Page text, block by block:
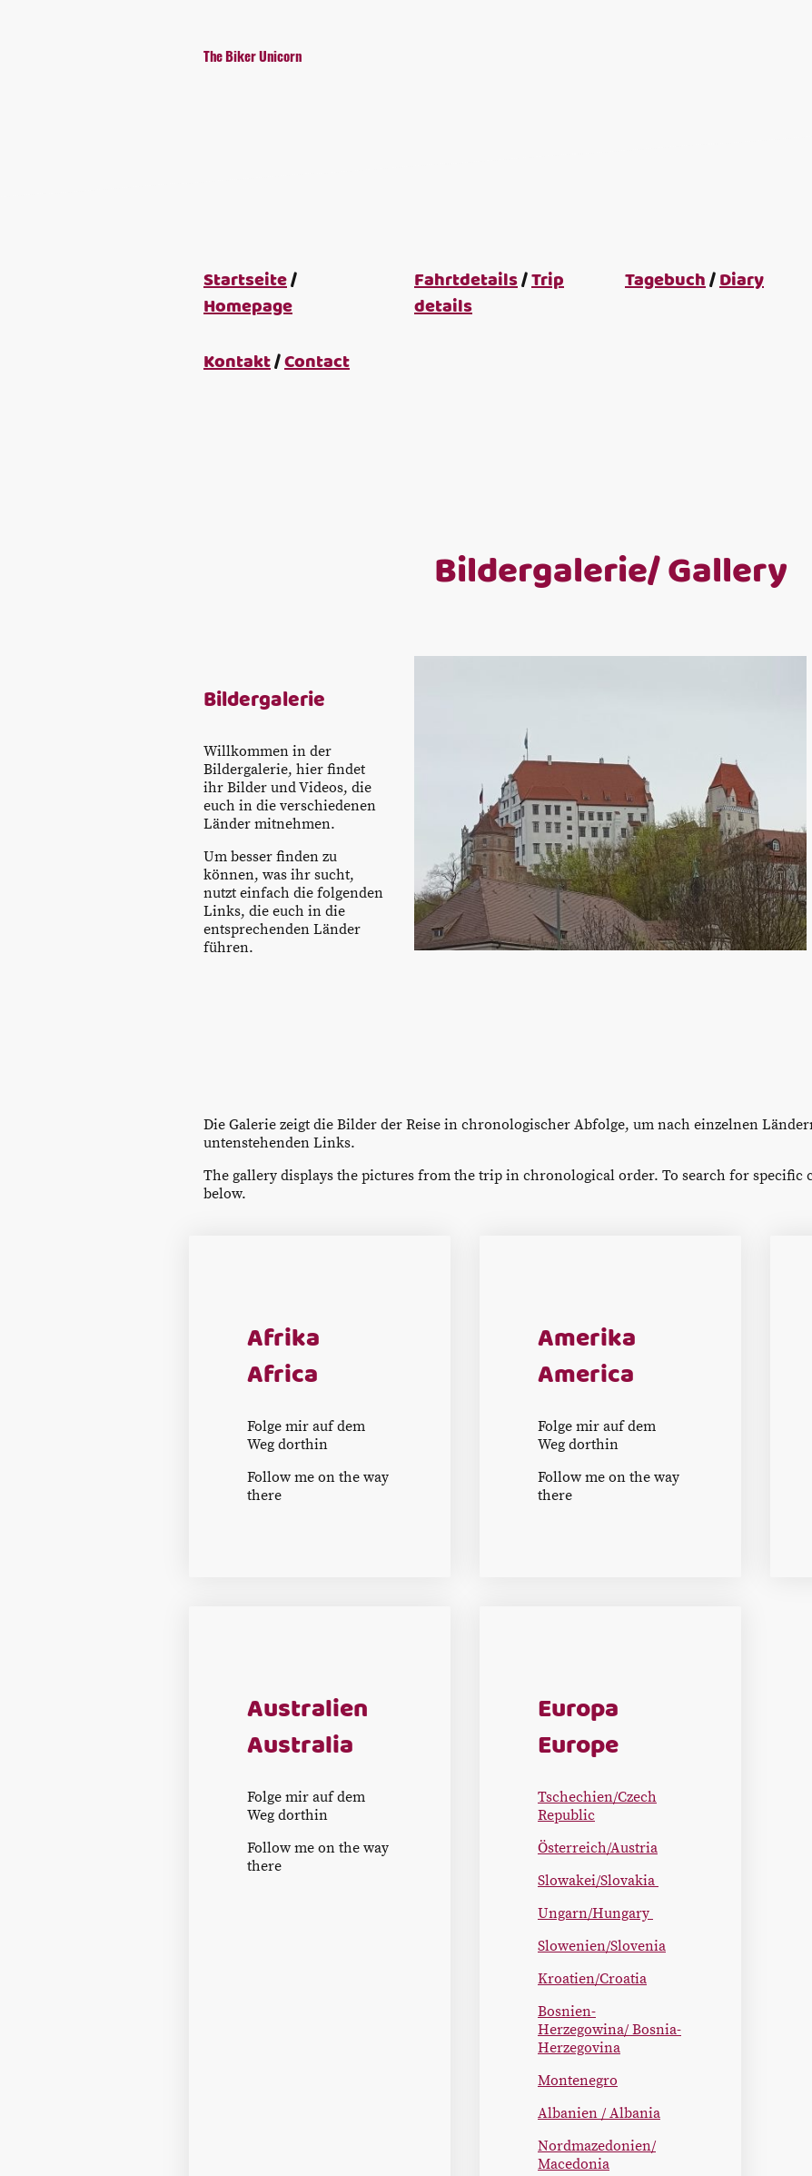
The Biker Unicorn
Startseite/
Homepage
Kontakt/Contact
Fahrtdetails/Trip
details
Tagebuch/Diary
Bildergalerie/ Gallery
Bildergalerie
Willkommen in der
Bildergalerie, hier findet
ihr Bilder und Videos, die
euch in die verschiedenen
Länder mitnehmen.
Um besser finden zu
können, was ihr sucht,
nutzt einfach die folgenden
Links, die euch in die
entsprechenden Länder
führen.
Die Galerie zeigt die Bilder der Reise in chronologischer Abfolge, um nach einzelnen
untenstehenden Links.
The gallery displays the pictures from the trip in chronological order. To search for specific
below.
Afrika
Africa
Folge mir auf dem
Weg dorthin
Follow me on the way
there
Amerika
America
Folge mir auf dem
Weg dorthin
Follow me on the way
there
Australien
Australia
Folge mir auf dem
Weg dorthin
Follow me on the way
there
Europa
Europe
Tschechien/Czech
Republic
Österreich/Austria
Slowakei/Slovakia
Ungarn/Hungary
Slowenien/Slovenia
Kroatien/Croatia
Bosnien-
Herzegowina/ Bosnia-
Herzegovina
Montenegro
Albanien / Albania
Nordmazedonien/
Macedonia